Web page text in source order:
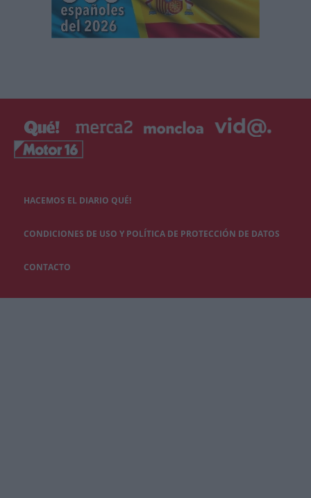
HACEMOS EL DIARIO QUÉ!
CONDICIONES DE USO Y POLÍTICA DE PROTECCIÓN DE DATOS
CONTACTO